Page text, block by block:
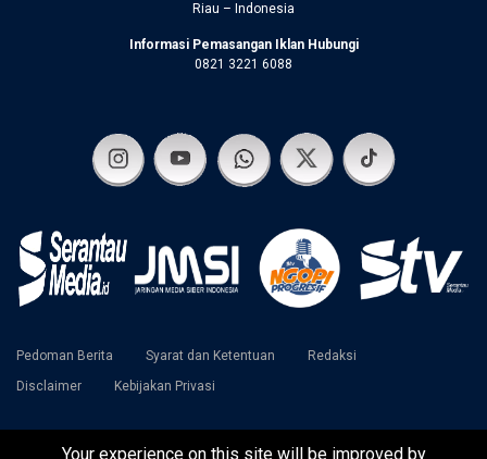
Riau – Indonesia
Informasi Pemasangan Iklan Hubungi
0821 3221 6088
Pedoman Berita Syarat dan Ketentuan
Redaksi
Disclaimer
Kebijakan Privasi
Your experience on this site will be improved by